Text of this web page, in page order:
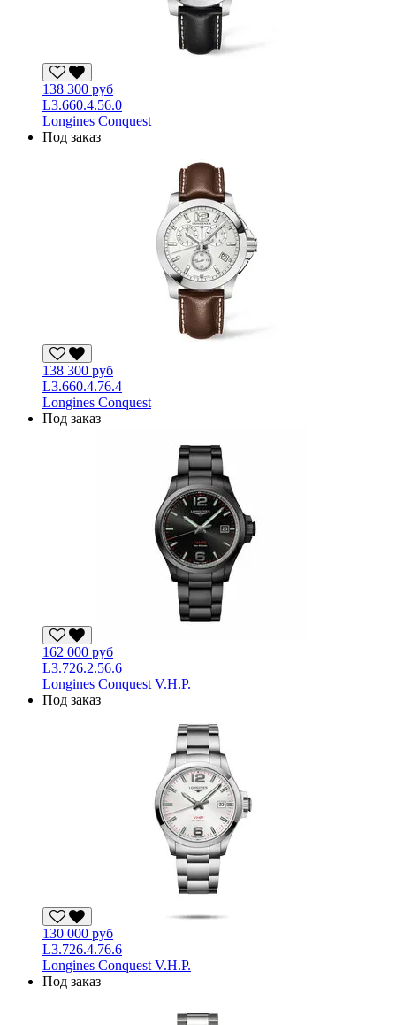
138 300 руб
L3.660.4.56.0
Longines Conquest
Под заказ
138 300 руб
L3.660.4.76.4
Longines Conquest
Под заказ
162 000 руб
L3.726.2.56.6
Longines Conquest V.H.P.
Под заказ
130 000 руб
L3.726.4.76.6
Longines Conquest V.H.P.
Под заказ